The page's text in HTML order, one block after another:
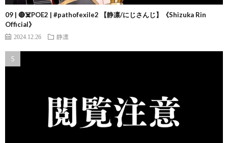
09 | 🔴☠️POE2 | #pathofexile2 【静凛/にじさんじ】《Shizuka Rin
Official》
2024.12.26 静凛